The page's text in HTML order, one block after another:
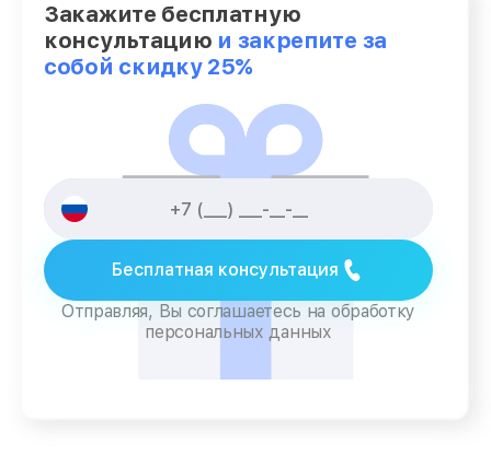
Закажите бесплатную
консультацию и закрепите за
собой скидку 25%
Бесплатная консультация
Отправляя, Вы соглашаетесь на обработку
персональных данных